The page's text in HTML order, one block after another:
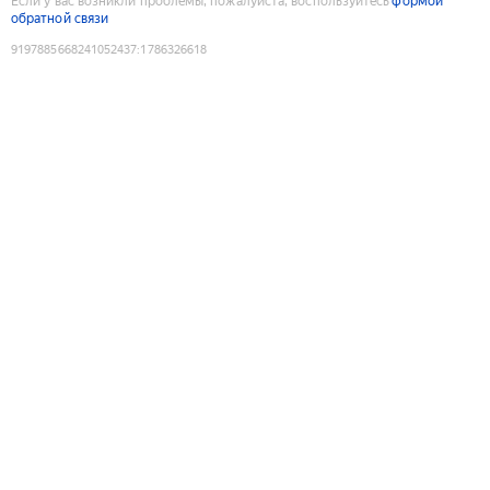
обратной связи
9197885668241052437:1786326618